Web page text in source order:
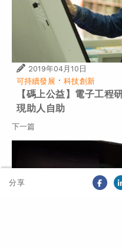
分享
2019年04月10日
可持續發展 ·科技創新
【碼上公益】電子工程
現助人自助
下一篇